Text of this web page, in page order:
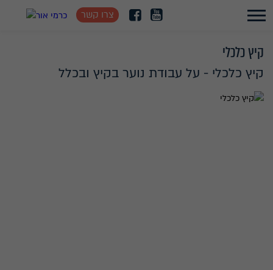
צרו קשר
קיץ כלכלי
קיץ כלכלי - על עבודת נוער בקיץ ובכלל